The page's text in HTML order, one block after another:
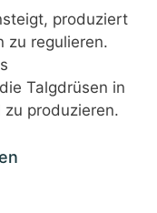
produziert
zu regulieren.
Talgdrüsen in
produzieren.